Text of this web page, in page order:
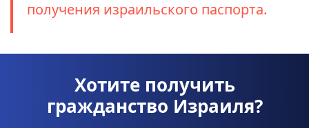
получения израильского паспорта.
Хотите получить
гражданство Израиля?